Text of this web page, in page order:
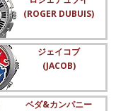
(ROGER DUBUIS)
ジェイコブ
(JACOB)
ベダ&カンパニー